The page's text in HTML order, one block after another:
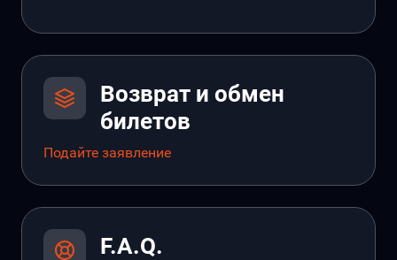
Возврат и обмен
билетов
Подайте заявление
F.A.Q.